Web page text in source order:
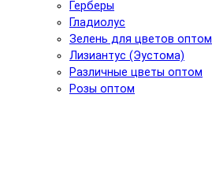
Герберы
Гладиолус
Зелень для цветов оптом
Лизиантус (Эустома)
Различные цветы оптом
Розы оптом